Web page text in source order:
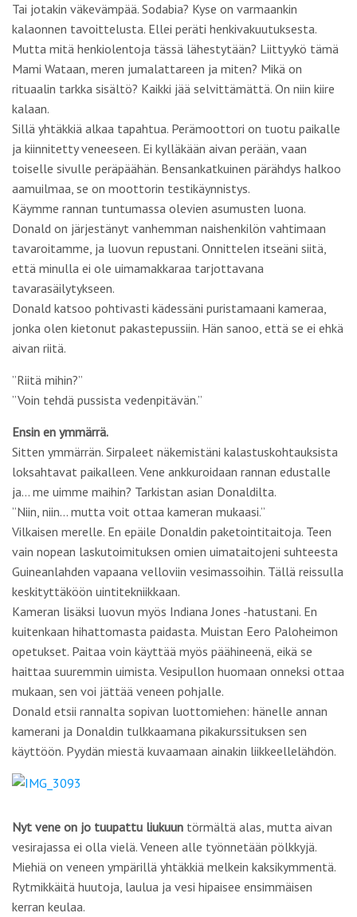
Tai jotakin väkevämpää. Sodabia? Kyse on varmaankin
kalaonnen tavoittelusta. Ellei peräti henkivakuutuksesta.
Mutta mitä henkiolentoja tässä lähestytään? Liittyykö tämä
Mami Wataan, meren jumalattareen ja miten? Mikä on
rituaalin tarkka sisältö? Kaikki jää selvittämättä. On niin kiire
kalaan.
Sillä yhtäkkiä alkaa tapahtua. Perämoottori on tuotu paikalle
ja kiinnitetty veneeseen. Ei kylläkään aivan perään, vaan
toiselle sivulle peräpäähän. Bensankatkuinen pärähdys halkoo
aamuilmaa, se on moottorin testikäynnistys.
Käymme rannan tuntumassa olevien asumusten luona.
Donald on järjestänyt vanhemman naishenkilön vahtimaan
tavaroitamme, ja luovun repustani. Onnittelen itseäni siitä,
että minulla ei ole uimamakkaraa tarjottavana
tavarasäilytykseen.
Donald katsoo pohtivasti kädessäni puristamaani kameraa,
jonka olen kietonut pakastepussiin. Hän sanoo, että se ei ehkä
aivan riitä.
”Riitä mihin?”
”Voin tehdä pussista vedenpitävän.”
Ensin en ymmärrä.
Sitten ymmärrän. Sirpaleet näkemistäni kalastuskohtauksista
loksahtavat paikalleen. Vene ankkuroidaan rannan edustalle
ja… me uimme maihin? Tarkistan asian Donaldilta.
”Niin, niin… mutta voit ottaa kameran mukaasi.”
Vilkaisen merelle. En epäile Donaldin paketointitaitoja. Teen
vain nopean laskutoimituksen omien uimataitojeni suhteesta
Guineanlahden vapaana velloviin vesimassoihin. Tällä reissulla
keskityttäköön uintitekniikkaan.
Kameran lisäksi luovun myös Indiana Jones -hatustani. En
kuitenkaan hihattomasta paidasta. Muistan Eero Paloheimon
opetukset. Paitaa voin käyttää myös päähineenä, eikä se
haittaa suuremmin uimista. Vesipullon huomaan onneksi ottaa
mukaan, sen voi jättää veneen pohjalle.
Donald etsii rannalta sopivan luottomiehen: hänelle annan
kamerani ja Donaldin tulkkaamana pikakurssituksen sen
käyttöön. Pyydän miestä kuvaamaan ainakin liikkeellelähdön.
Nyt vene on jo tuupattu liukuun törmältä alas, mutta aivan
vesirajassa ei olla vielä. Veneen alle työnnetään pölkkyjä.
Miehiä on veneen ympärillä yhtäkkiä melkein kaksikymmentä.
Rytmikkäitä huutoja, laulua ja vesi hipaisee ensimmäisen
kerran keulaa.